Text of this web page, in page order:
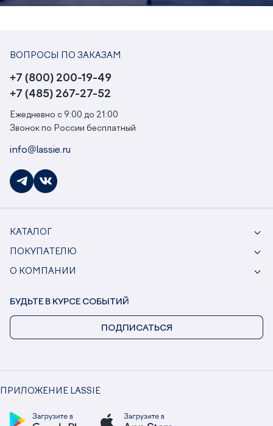
ВОПРОСЫ ПО ЗАКАЗАМ
+7 (800) 200-19-49
+7 (485) 267-27-52
Ежедневно с 9:00 до 21:00
Звонок по России бесплатный
info@lassie.ru
КАТАЛОГ
ПОКУПАТЕЛЮ
О КОМПАНИИ
ПРИЛОЖЕНИЕ LASSIE
БУДЬТЕ В КУРСЕ СОБЫТИЙ
ПОДПИСАТЬСЯ